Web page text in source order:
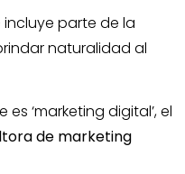
incluye parte de la
naturalidad al
‘marketing digital’, el
de marketing